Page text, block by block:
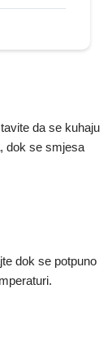
da se kuhaju
, dok se smjesa
dok se potpuno